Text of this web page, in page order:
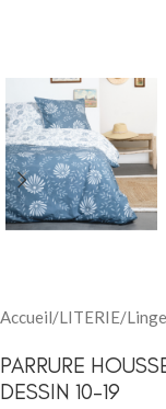
Accueil/LITERIE/
PARRURE
DESSIN 10-19